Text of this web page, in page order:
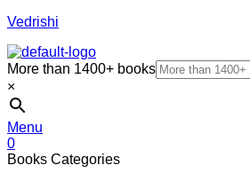
Vedrishi
More than 1400+ books
×
Menu
0
Books Categories